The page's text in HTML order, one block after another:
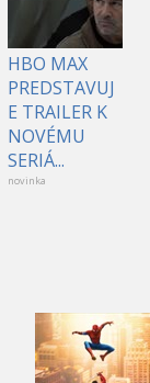
HBO MAX
PREDSTAVUJ
E TRAILER K
NOVÉMU
SERIÁ...
novinka